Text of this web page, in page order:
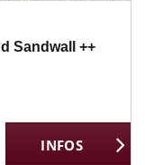
Sandwall ++